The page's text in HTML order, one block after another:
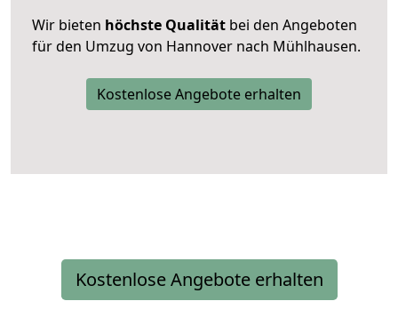
Wir bieten höchste Qualität bei den Angeboten
für den Umzug von Hannover nach Mühlhausen.
Kostenlose Angebote erhalten
Kostenlose Angebote erhalten